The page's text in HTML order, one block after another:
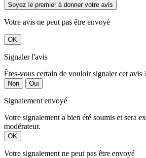
Soyez le premier à donner votre avis
Votre avis ne peut pas être envoyé
OK
Signaler l'avis
Êtes-vous certain de vouloir signaler cet avis
Non Oui
Signalement envoyé
Votre signalement a bien été soumis et sera
modérateur.
OK
Votre signalement ne peut pas être envoyé